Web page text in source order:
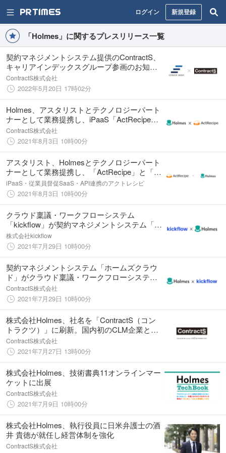
ログイン 新規登録
「Holmes」に関するプレスリリース一覧
契約マネジメントシステム提供のContractS、
キャリアインデックスグループ参画のお知ら
せ
ContractS株式会社
2022年5月20日 17時02分
Holmes、アスタリストとテクノロジーパート
ナーとして業務提携し、​​iPaaS「ActRecipe」
と「ホームズクラウド」とのAPI連携を開始
ContractS株式会社
2021年8月3日 10時00分
アスタリスト、Holmesとテクノロジーパート
ナーとして業務提携し、「ActRecipe」と「ホ
ームズクラウド」とのAPI連携を開始
iPaaS・従業員督促SaaS・API連携のアクトレシピ
2021年8月3日 10時00分
クラウド稟議・ワークフローシステム
「kickflow」が契約マネジメントシステム「ホ
ームズクラウド」と業務提携
株式会社kickflow
2021年7月29日 10時00分
契約マネジメントシステム「ホームズクラウ
ド」がクラウド稟議・ワークフローシステム
「kickflow」と業務提携
ContractS株式会社
2021年7月29日 10時00分
株式会社Holmes、社名を「ContractS（コン
トラクツ）」に刷新。国内初のCLM企業とし
てミッションを明確化し、経営体制を強化
ContractS株式会社
2021年7月27日 13時00分
株式会社Holmes、技術書典11オンラインマー
ケットに出展
ContractS株式会社
2021年7月9日 10時00分
株式会社Holmes、執行役員に日米弁護士の酒
井 貴徳が就任し経営体制を強化
ContractS株式会社